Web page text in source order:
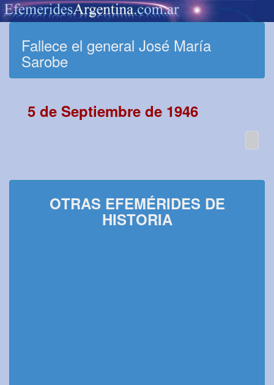
Fallece el general José María
Sarobe
5 de Septiembre de 1946
OTRAS EFEMÉRIDES DE
HISTORIA